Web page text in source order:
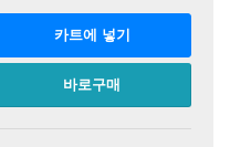
카트에 넣기
바로구매